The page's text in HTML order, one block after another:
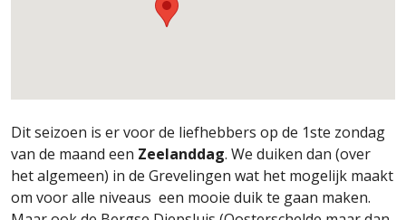
Dit seizoen is er voor de liefhebbers op de 1ste zondag
van de maand een Zeelanddag. We duiken dan (over
het algemeen) in de Grevelingen wat het mogelijk maakt
om voor alle niveaus een mooie duik te gaan maken.